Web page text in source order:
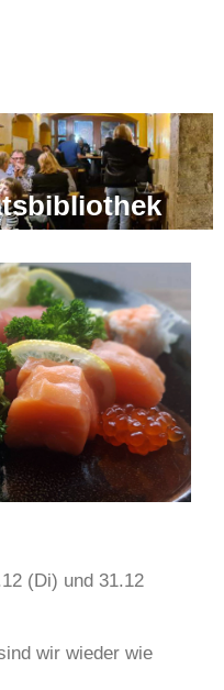
(Di) und 31.12
wir wieder wie